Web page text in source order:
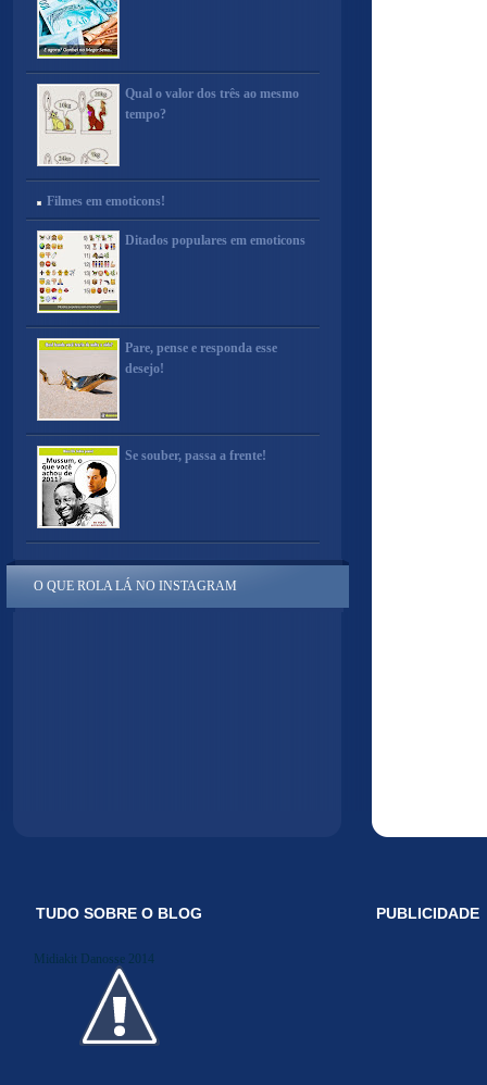
Qual o valor dos três ao mesmo
tempo?
Filmes em emoticons!
Ditados populares em emoticons
Pare, pense e responda esse
desejo!
Se souber, passa a frente!
O QUE ROLA LÁ NO INSTAGRAM
TUDO SOBRE O BLOG
Midiakit Danosse 2014
PUBLICIDADE